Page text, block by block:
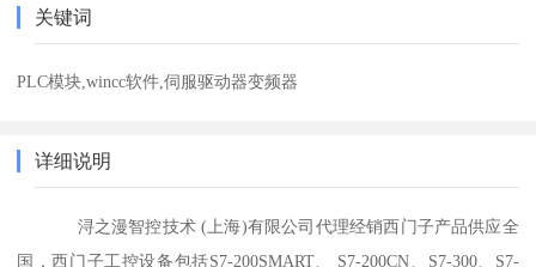
关键词
PLC模块,wincc软件,伺服驱动器变频器
详细说明
浔之漫智控技术 (上海)有限公司代理经销西门子产品供应全
国，西门子工控设备包括S7-200SMART、 S7-200CN、S7-300、S7-